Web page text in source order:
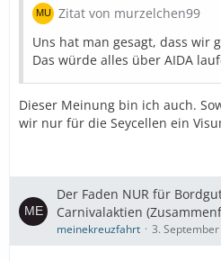
Zitat von murzelchen99
Uns hat man gesagt, dass wir
Das würde alles über AIDA
Dieser Meinung bin ich auch.
wir nur für die Seycellen ein
Der Faden NUR für
Carnivalaktien
meinekreuzfahrt 3.